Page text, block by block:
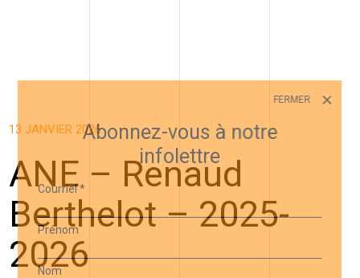
13 JANVIER 2026
ANE – Renaud
Berthelot – 2025-
2026
FERMER
Abonnez-vous à notre
infolettre
Courriel*
Prénom
Nom